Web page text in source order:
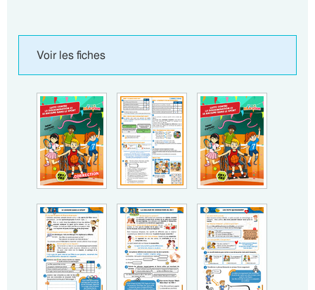
Voir les fiches